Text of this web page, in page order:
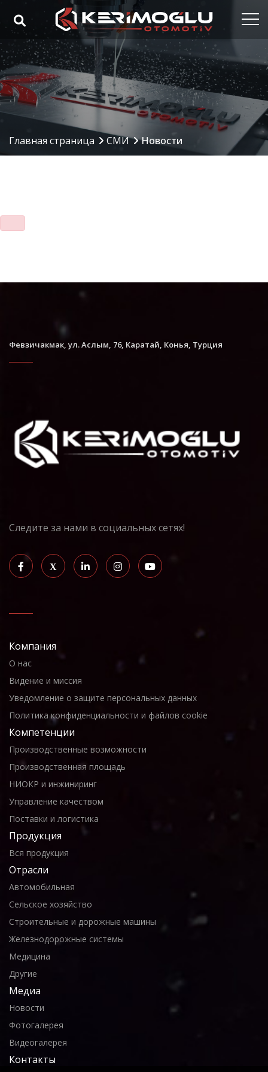
Главная страница
Корпорация
Наши компетенции
Наши продукты
Oтрасли
Главная страница СМИ Новости
Февзичакмак, ул. Аслым, 76, Каратай, Конья, Турция
Следите за нами в социальных сетях!
Компания
О нас
Видение и миссия
Уведомление о защите персональных данных
Политика конфиденциальности и файлов cookie
Компетенции
Производственные возможности
Производственная площадь
НИОКР и инжиниринг
Управление качеством
Поставки и логистика
Продукция
Вся продукция
Отрасли
Автомобильная
Сельское хозяйство
Строительные и дорожные машины
Железнодорожные системы
Медицина
Другие
Медиа
Новости
Фотогалерея
Видеогалерея
Контакты